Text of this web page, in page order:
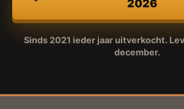
2026
Sinds 2021 ieder jaar uitverkocht.
december.